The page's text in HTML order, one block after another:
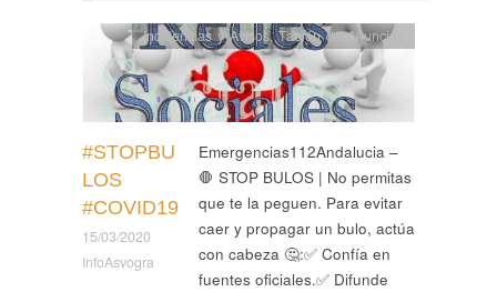
#STOPBU
LOS
#COVID19
15/03/2020
InfoAsvogra
Incidencias y Avisos,Tablón de Anuncios
Emergencias112Andalucia –
🛑 STOP BULOS | No permitas
que te la peguen. Para evitar
caer y propagar un bulo, actúa
con cabeza 🤔:✅ Confía en
fuentes oficiales.✅ Difunde